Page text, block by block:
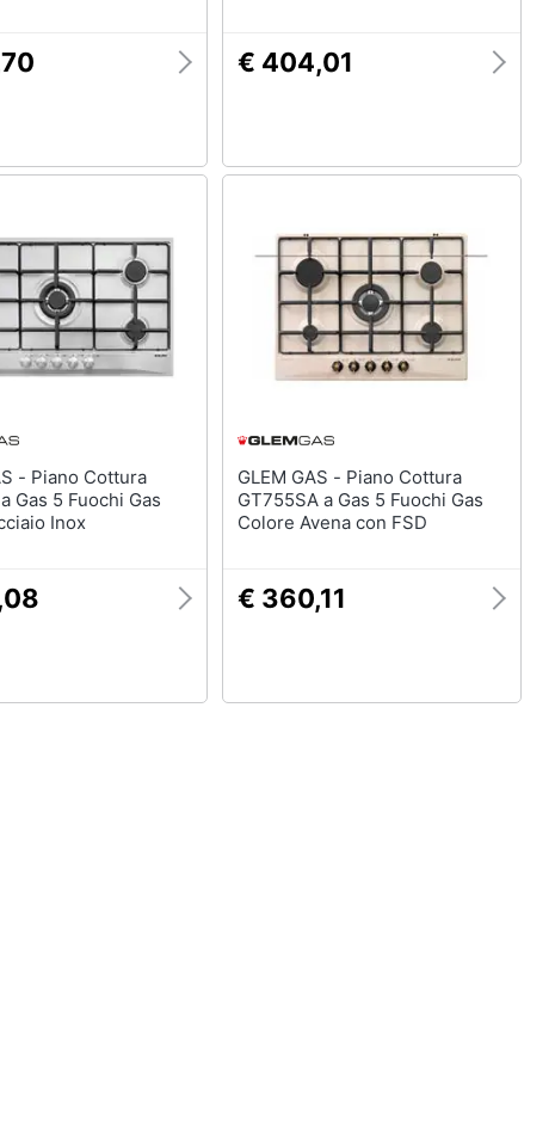
€ 404,01
Gas 5 Fuochi Gas
Inox
GLEM GAS - Piano Cottura
GT755SA a Gas 5 Fuochi Gas
Colore Avena con FSD
€ 360,11